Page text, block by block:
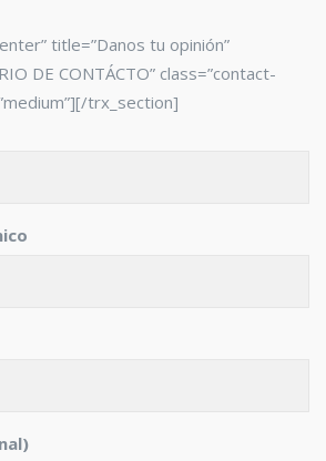
title=”Danos tu opinión”
DE CONTÁCTO” class=”contact-
trx_section]